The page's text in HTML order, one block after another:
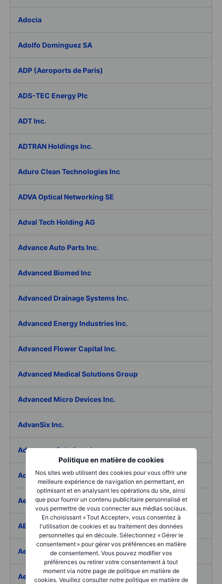
Politique en matière de cookies
Nos sites web utilisent des cookies pour vous offrir une
meilleure expérience de navigation en permettant, en
optimisant et en analysant les opérations du site, ainsi
que pour fournir un contenu publicitaire personnalisé et
vous permettre de vous connecter aux médias sociaux.
En choisissant « Tout Accepter», vous consentez à
l'utilisation de cookies et au traitement des données
personnelles qui en découle. Sélectionnez « Gérer le
consentement » pour gérer vos préférences en matière
de consentement. Vous pouvez modifier vos
préférences ou retirer votre consentement à tout
moment via notre page de politique en matière de
cookies. Veuillez consulter notre politique en matière de
Adocia
Adolfo Dominguez SA
ADP (Aeroports de Paris)
ADS-TEC Energy Plc
ADT Inc.
ADTRAN Holdings Inc.
Aduro Clean Technologies Inc
ADVA Optical Networking SE
Adval Tech Holding AG
Advance Auto Parts Inc.
Advanced Biomed Inc
Advanced Drainage Systems Inc.
Advanced Energy Industries Inc.
Advanced Flower Capital Inc.
Advanced Medical Solutions Group
Advanced Micro Devices Inc.
AdvanSix Inc.
Advantage Solutions Inc.
Adyen NV
Aebi Schmidt Holding AG
AECOM
Aedes SpA
Aedifica SICAFI SA